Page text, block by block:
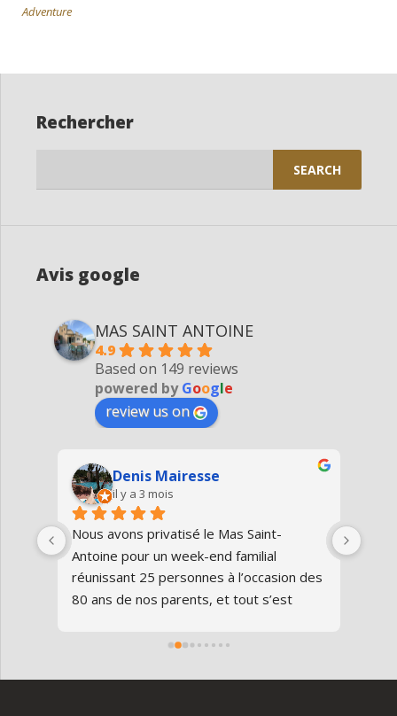
Adventure
Rechercher
Avis google
MAS SAINT ANTOINE
4.9
Based on 149 reviews
powered byGoogle
review us on
Denis Mairesse
il y a 3 mois
Nous avons privatisé le Mas Saint-
Antoine pour un week-end familial
réunissant 25 personnes à l’occasion des
80 ans de nos parents, et tout s’est
domaine est superbe, très bien